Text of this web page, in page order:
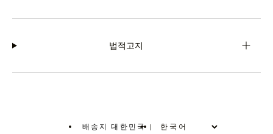
법적고지
배송지 대한민국 |